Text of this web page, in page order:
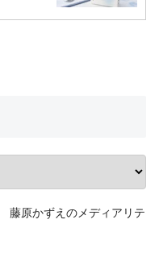
藤原かずえのメディアリテ